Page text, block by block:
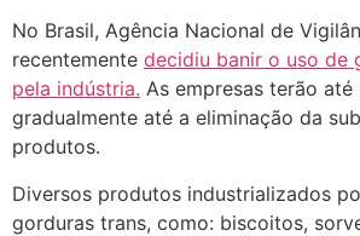
No Brasil, Agência Nacional de
recentemente decidiu banir o uso de
pela indústria. As empresas terão
gradualmente até a eliminação da
produtos.
Diversos produtos industrializados
gorduras trans, como: biscoitos,